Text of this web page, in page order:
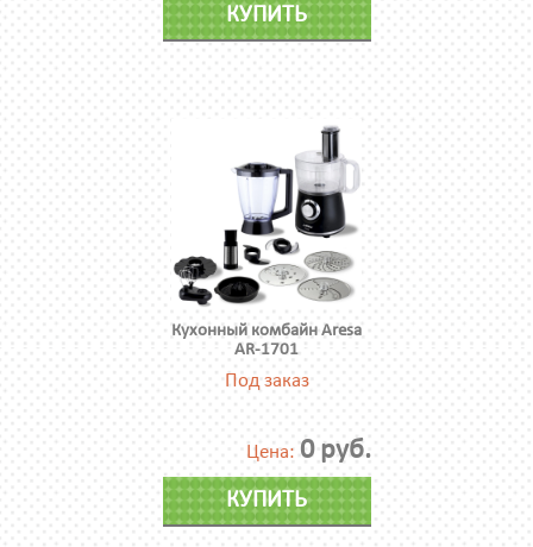
КУПИТЬ
Кухонный комбайн Aresa
AR-1701
Под заказ
Цена: 0 руб.
КУПИТЬ